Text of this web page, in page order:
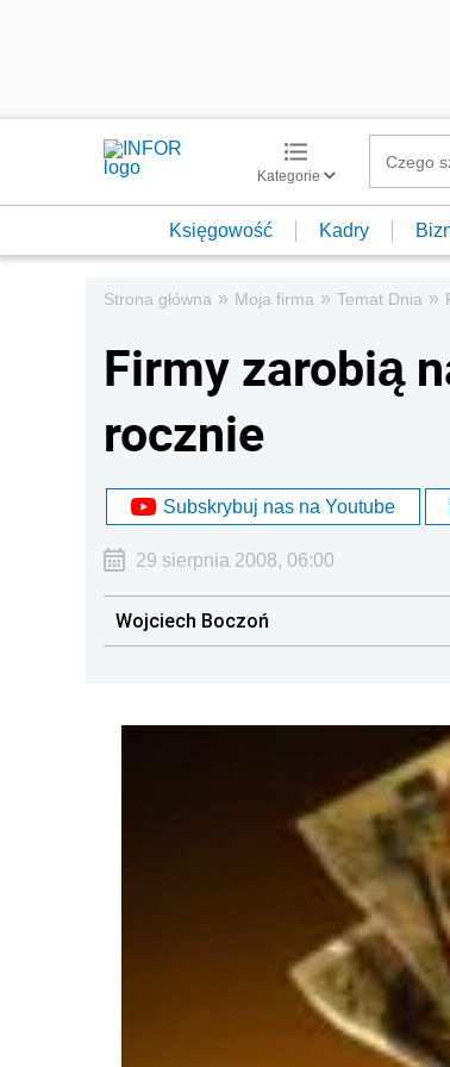
Kategorie
Księgowość Kadry
Strona główna » Moja firma » Temat Dnia »
Firmy zarobią
rocznie
Subskrybuj nas na Youtube
29 sierpnia 2008, 06:00
Wojciech Boczoń